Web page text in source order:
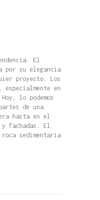
El
por su elegancia
proyecto. Los
en
lo podemos
de una
hasta en el
fachadas. El
sedimentaria